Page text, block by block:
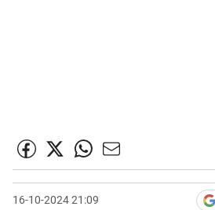
16-10-2024 21:09